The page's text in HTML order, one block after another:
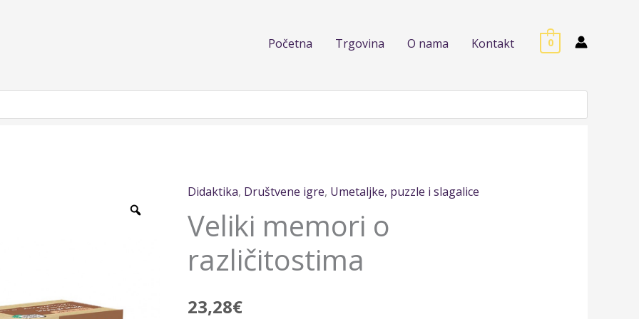
Početna Trgovina O nama Kontakt 0
Didaktika, Društvene igre, Umetaljke, puzzle i slagalice
Veliki memori o
različitostima
23,28€
Veliki
memori
o
različitostima